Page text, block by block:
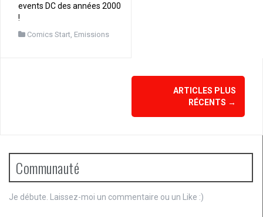
events DC des années 2000
!
Comics Start Emissions
ARTICLES PLUS
RÉCENTS →
Communauté
Je débute. Laissez-moi un commentaire ou un Like :)